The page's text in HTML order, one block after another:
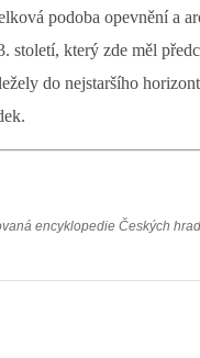
podoba opevnění a
století, který zde měl
do nejstaršího
encyklopedie Českých